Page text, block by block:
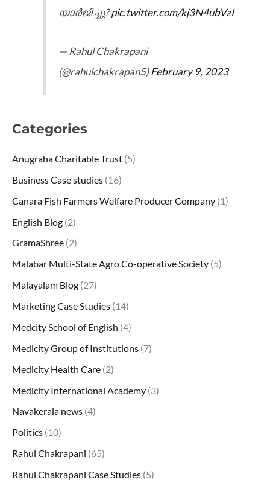
യാർജിച്ചു?pic.twitter.com/kj3N4ubVzI
— Rahul Chakrapani
(@rahulchakrapan5)February 9, 2023
Categories
Anugraha Charitable Trust (5)
Business Case studies (16)
Canara Fish Farmers Welfare Producer Company (1)
English Blog (2)
GramaShree (2)
Malabar Multi-State Agro Co-operative Society (5)
Malayalam Blog (27)
Marketing Case Studies (14)
Medcity School of English (4)
Medicity Group of Institutions (7)
Medicity Health Care (2)
Medicity International Academy (3)
Navakerala news (4)
Politics (10)
Rahul Chakrapani (65)
Rahul Chakrapani Case Studies (5)